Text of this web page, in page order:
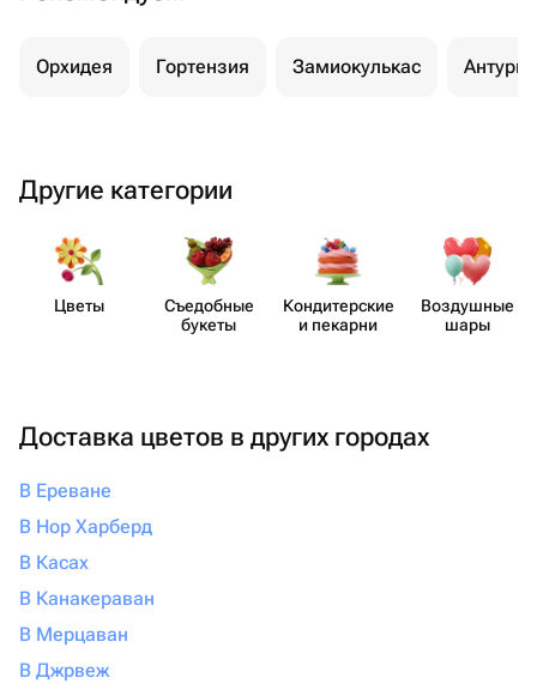
Орхидея Гортензия Замиокулькас
Другие категории
Цветы
Съедобные
букеты
Кондит​ерские
и пекарни
Воздушные
шары
Доставка цветов в других городах
В Ереване
В Нор Харберд
В Касах
В Канакераван
В Мерцаван
В Джрвеж